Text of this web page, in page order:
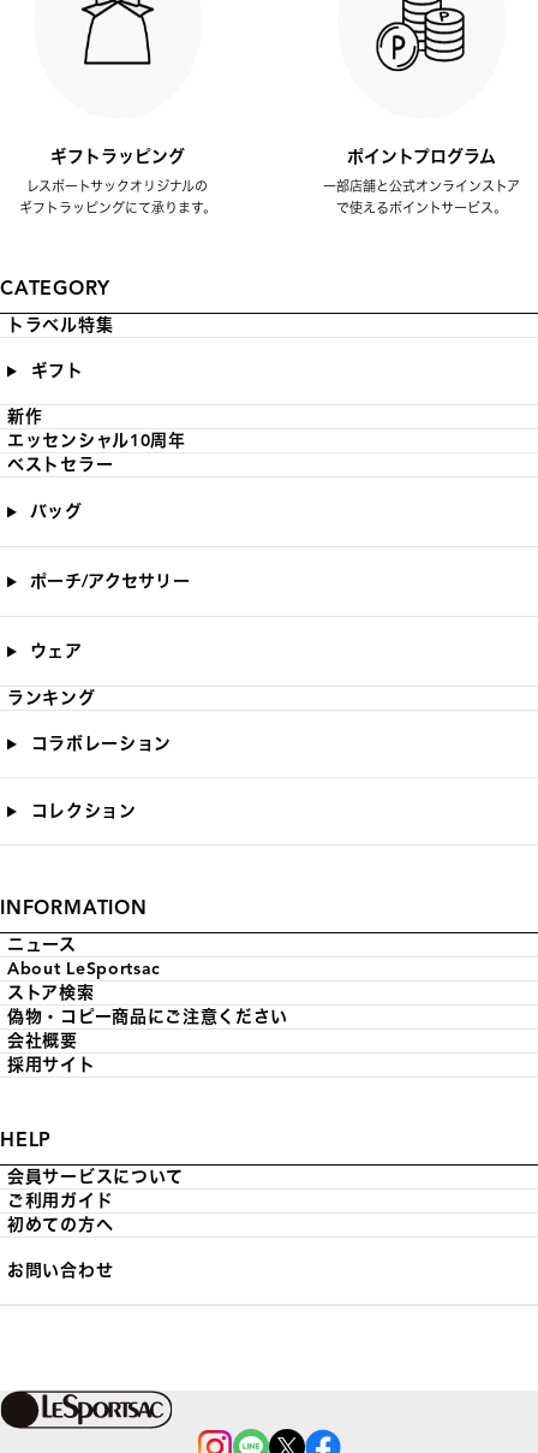
ギフトラッピング
レスポートサックオリジナルの
ギフトラッピングにて承ります。
ポイントプログラム
一部店舗と公式オンラインストア
で使えるポイントサービス。
CATEGORY
トラベル特集
ギフト
新作
エッセンシャル10周年
ベストセラー
バッグ
ポーチ/アクセサリー
ウェア
ランキング
コラボレーション
コレクション
INFORMATION
ニュース
About LeSportsac
ストア検索
偽物・コピー商品にご注意ください
会社概要
採用サイト
HELP
会員サービスについて
ご利用ガイド
初めての方へ
お問い合わせ